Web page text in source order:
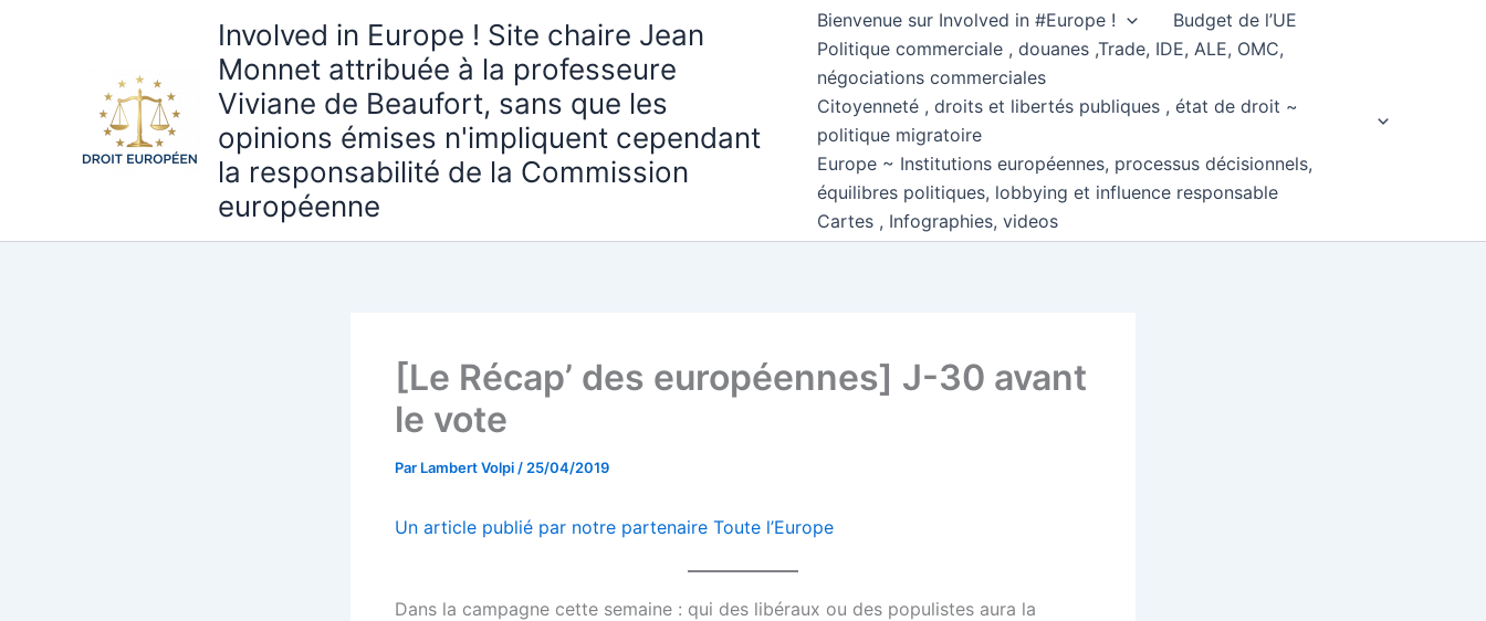
Involved in Europe ! Site chaire Jean
Monnet attribuée à la professeure
Viviane de Beaufort, sans que les
opinions émises n'impliquent cependant
la responsabilité de la Commission
européenne
Bienvenue sur Involved in #Europe !
Budget de l’UE
Politique commerciale , douanes ,Trade, IDE, ALE, OMC,
négociations commerciales
Citoyenneté , droits et libertés publiques , état de droit ~
politique migratoire
Europe ~ Institutions européennes, processus décisionnels,
équilibres politiques, lobbying et influence responsable
Cartes , Infographies, videos
[Le Récap’ des européennes] J-30 avant
le vote
Par Lambert Volpi / 25/04/2019
Un article publié par notre partenaire Toute l’Europe
Dans la campagne cette semaine : qui des libéraux ou des populistes aura la